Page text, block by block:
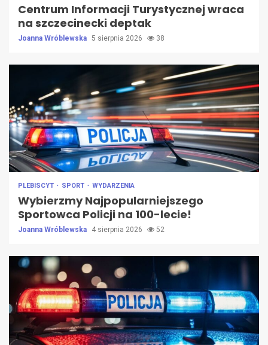
Centrum Informacji Turystycznej wraca
na szczecinecki deptak
Joanna Wróblewska 5 sierpnia 2026 38
PLEBISCYT SPORT WYDARZENIA
Wybierzmy Najpopularniejszego
Sportowca Policji na 100-lecie!
Joanna Wróblewska 4 sierpnia 2026 52